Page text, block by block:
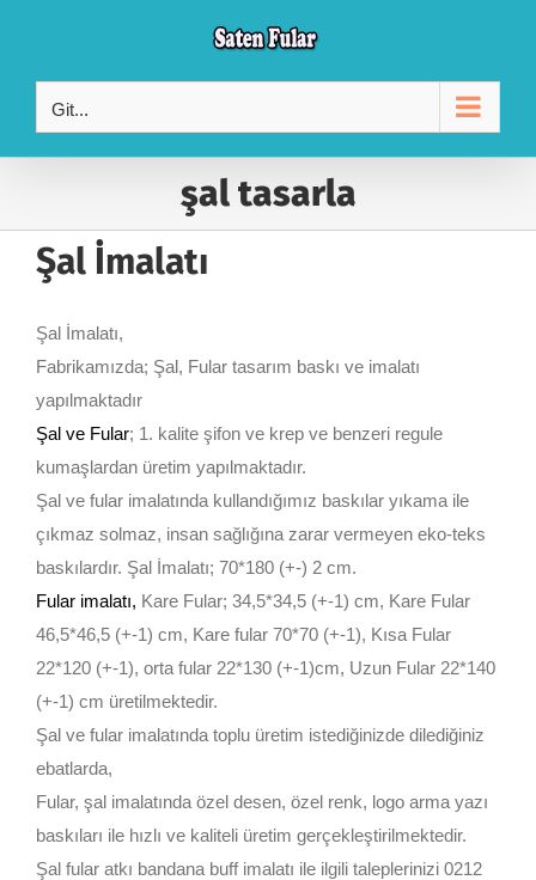
content
Git...
şal tasarla
Şal İmalatı
Şal İmalatı,
Fabrikamızda; Şal, Fular tasarım baskı ve imalatı
yapılmaktadır
Şal ve Fular; 1. kalite şifon ve krep ve benzeri regule
kumaşlardan üretim yapılmaktadır.
Şal ve fular imalatında kullandığımız baskılar yıkama ile
çıkmaz solmaz, insan sağlığına zarar vermeyen eko-teks
baskılardır. Şal İmalatı; 70*180 (+-) 2 cm.
Fular imalatı, Kare Fular; 34,5*34,5 (+-1) cm, Kare Fular
46,5*46,5 (+-1) cm, Kare fular 70*70 (+-1), Kısa Fular
22*120 (+-1), orta fular 22*130 (+-1)cm, Uzun Fular 22*140
(+-1) cm üretilmektedir.
Şal ve fular imalatında toplu üretim istediğinizde dilediğiniz
ebatlarda,
Fular, şal imalatında özel desen, özel renk, logo arma yazı
baskıları ile hızlı ve kaliteli üretim gerçekleştirilmektedir.
Şal fular atkı bandana buff imalatı ile ilgili taleplerinizi 0212